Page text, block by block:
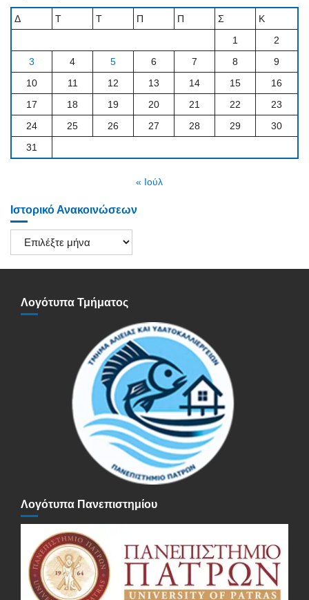
Δ Τ Τ Π Π Σ
Κ
1
2
3
4 5 6 7 8
9
10
11 12 13 14 15
16
17
18 19 20 21 22
23
24
25 26 27 28 29
30
31
« Ιούλ
Ιστορικό Ανακοινώσεων
Ιστορικό
Ανακοινώσεων
Λογότυπα Τμήματος
Λογότυπα Πανεπιστημίου